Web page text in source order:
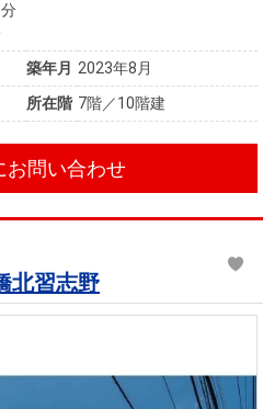
築年月 2023年8月
所在階 7階／10階建
お問い合わせ
北習志野